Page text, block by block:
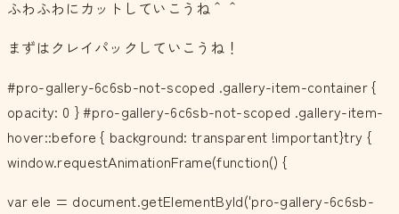
ふわふわにカットしていこうね＾＾
まずはクレイパックしていこうね！
#pro-gallery-6c6sb-not-scoped .gallery-item-container {
opacity: 0 } #pro-gallery-6c6sb-not-scoped .gallery-item-
hover::before { background: transparent !important}try {
window.requestAnimationFrame(function() {
var ele = document.getElementById('pro-gallery-6c6sb-